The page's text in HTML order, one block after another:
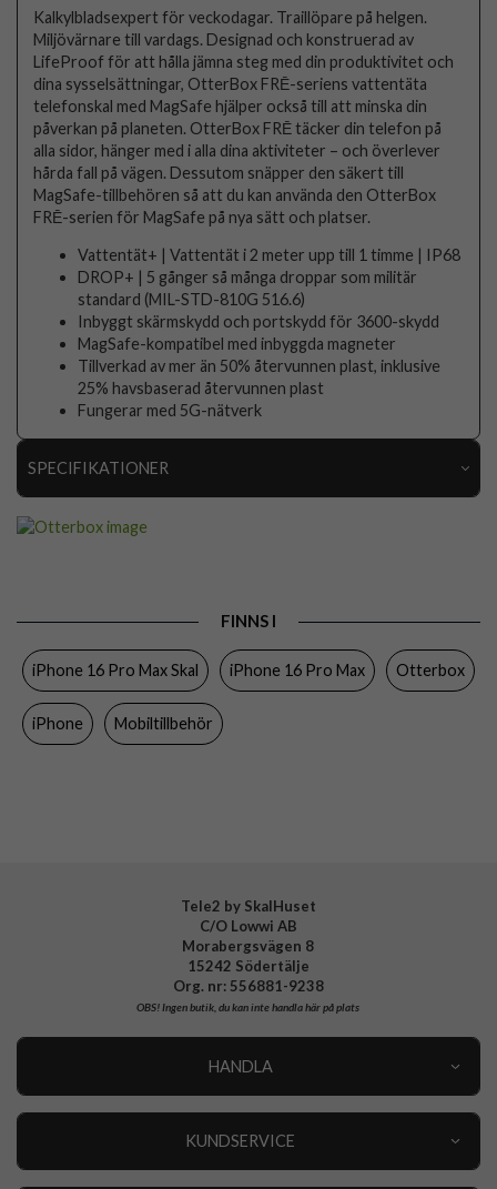
Kalkylbladsexpert för veckodagar. Traillöpare på helgen.
Miljövärnare till vardags. Designad och konstruerad av
LifeProof för att hålla jämna steg med din produktivitet och
dina sysselsättningar, OtterBox FRĒ-seriens vattentäta
telefonskal med MagSafe hjälper också till att minska din
påverkan på planeten. OtterBox FRĒ täcker din telefon på
alla sidor, hänger med i alla dina aktiviteter – och överlever
hårda fall på vägen. Dessutom snäpper den säkert till
MagSafe-tillbehören så att du kan använda den OtterBox
FRĒ-serien för MagSafe på nya sätt och platser.
Vattentät+ | Vattentät i 2 meter upp till 1 timme | IP68
DROP+ | 5 gånger så många droppar som militär
standard (MIL-STD-810G 516.6)
Inbyggt skärmskydd och portskydd för 3600-skydd
MagSafe-kompatibel med inbyggda magneter
Tillverkad av mer än 50% återvunnen plast, inklusive
25% havsbaserad återvunnen plast
Fungerar med 5G-nätverk
SPECIFIKATIONER
Inbyggt skärmskydd, MagSafe-kompatibel,
Stöttålig, Vattentålig
Färg Lila
Material
FINNS I
iPhone 16 Pro Max Skal iPhone 16 Pro Max Otterbox
iPhone Mobiltillbehör
Tele2 by SkalHuset
C/O Lowwi AB
Morabergsvägen 8
15242 Södertälje
Org. nr: 556881-9238
OBS!Ingen butik, du kan inte handla här på plats
HANDLA
KUNDSERVICE